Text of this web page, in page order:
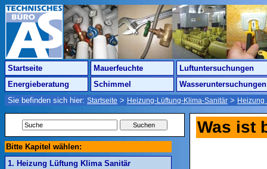
Startseite Mauerfeuchte
Luftuntersuchungen
Energieberatung
Schimmel
Wasseruntersuchungen
Sie befinden sich hier: Startseite > Heizung-Lüftung-Klima-Sanitär > Heizung
Bitte Kapitel wählen:
1. Heizung Lüftung Klima Sanitär
Was ist